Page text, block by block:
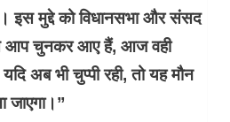
इस मुद्दे को विधानसभा और संसद
आप चुनकर आए हैं, आज वही
अब भी चुप्पी रही, तो यह मौन
जाएगा।”